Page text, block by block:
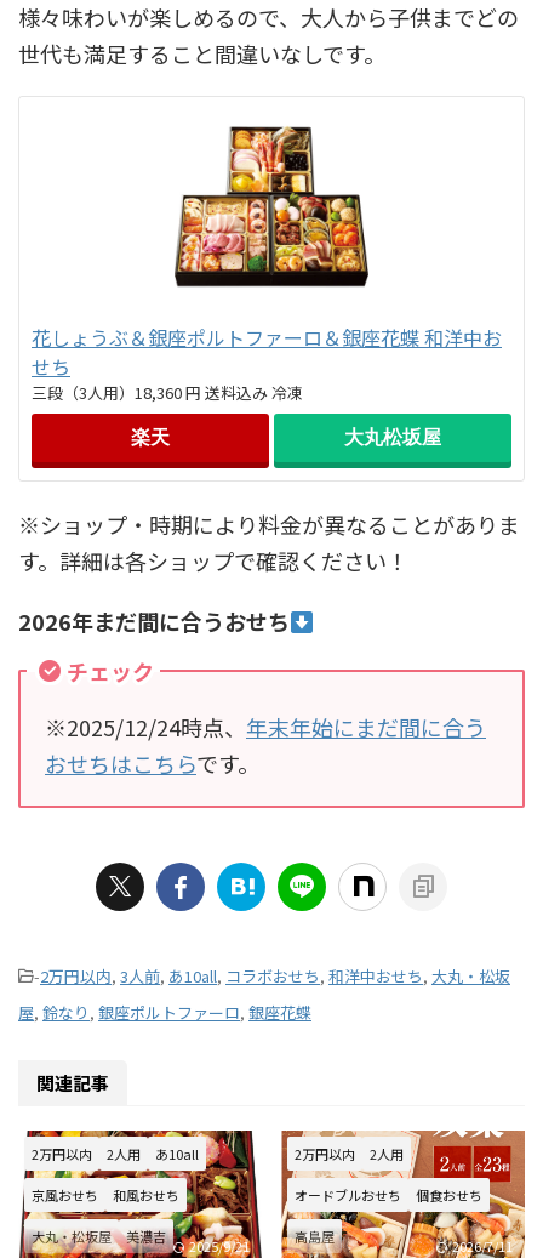
様々味わいが楽しめるので、大人から子供までどの
世代も満足すること間違いなしです。
花しょうぶ＆銀座ポルトファーロ＆銀座花蝶 和洋中お
せち
三段（3人用）18,360 円 送料込み 冷凍
楽天 大丸松坂屋
※ショップ・時期により料金が異なることがありま
す。詳細は各ショップで確認ください！
2026年まだ間に合うおせち
チェック
※2025/12/24時点、 年末年始にまだ間に合う
おせちはこちらです。
-2万円以内, 3人前, あ10all, コラボおせち, 和洋中おせち, 大丸・松坂
屋, 鈴なり , 銀座ポルトファーロ, 銀座花蝶
関連記事
2万円以内 2人用 あ10all
京風おせち 和風おせち
大丸・松坂屋 美濃吉 2025/9/21
2万円以内 2人用
オードブルおせち 個食おせち
高島屋 2026/7/11